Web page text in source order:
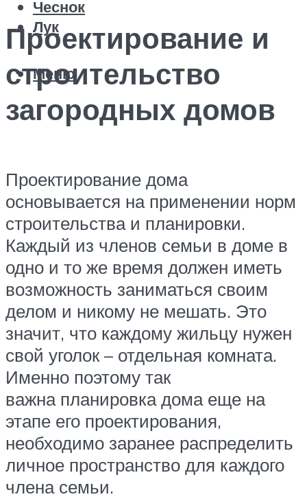
Чеснок
Лук
Меню
Проектирование и
строительство
загородных домов
Проектирование дома
основывается на применении норм
строительства и планировки.
Каждый из членов семьи в доме в
одно и то же время должен иметь
возможность заниматься своим
делом и никому не мешать. Это
значит, что каждому жильцу нужен
свой уголок – отдельная комната.
Именно поэтому так
важна планировка дома еще на
этапе его проектирования,
необходимо заранее распределить
личное пространство для каждого
члена семьи.